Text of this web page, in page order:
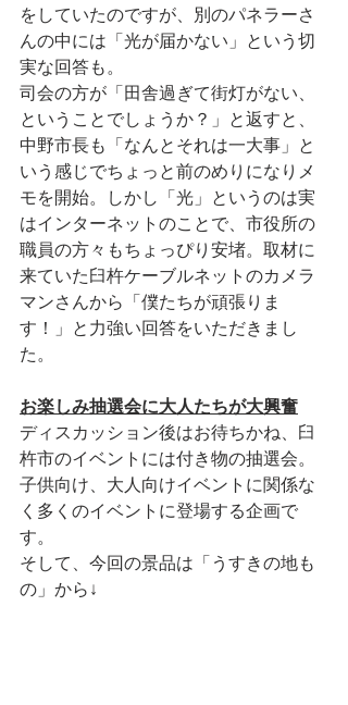
をしていたのですが、別のパネラーさ
んの中には「光が届かない」という切
実な回答も。
司会の方が「田舎過ぎて街灯がない、
ということでしょうか？」と返すと、
中野市長も「なんとそれは一大事」と
いう感じでちょっと前のめりになりメ
モを開始。しかし「光」というのは実
はインターネットのことで、市役所の
職員の方々もちょっぴり安堵。取材に
来ていた臼杵ケーブルネットのカメラ
マンさんから「僕たちが頑張りま
す！」と力強い回答をいただきまし
た。
お楽しみ抽選会に大人たちが大興奮
ディスカッション後はお待ちかね、臼
杵市のイベントには付き物の抽選会。
子供向け、大人向けイベントに関係な
く多くのイベントに登場する企画で
す。
そして、今回の景品は「うすきの地も
の」から↓